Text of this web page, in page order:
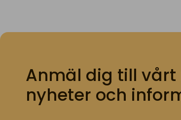
Anmäl dig till
nyheter och